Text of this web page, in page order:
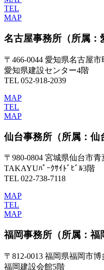
TEL
MAP
名古屋事務所 （所属
〒466-0044 愛知県名古屋
愛知県建設センター4階
TEL 052-918-2039
MAP
TEL
MAP
仙台事務所 （所属：仙
〒980-0804 宮城県仙台市
TAKAYUﾊﾟｰｸｻｲﾄﾞﾋﾞﾙ3階
TEL 022-738-7118
MAP
TEL
MAP
福岡事務所 （所属：福
〒812-0013 福岡県福岡市
福岡建設会館5階